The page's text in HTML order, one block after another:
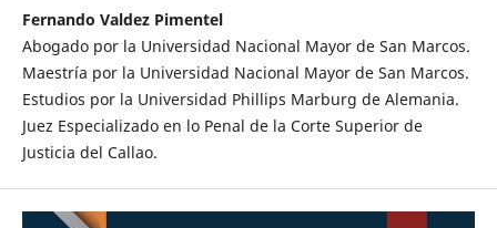
Fernando Valdez Pimentel
Abogado por la Universidad Nacional Mayor de San Marcos.
Maestría por la Universidad Nacional Mayor de San Marcos.
Estudios por la Universidad Phillips Marburg de Alemania.
Juez Especializado en lo Penal de la Corte Superior de
Justicia del Callao.